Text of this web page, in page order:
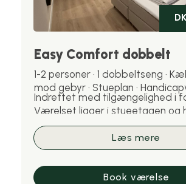
Easy Comfort dobbelt
1-2 personer · 1 dobbeltseng ·
mod gebyr · Stueplan ·
Indrettet med tilgængelighed i
Værelset ligger i stueetagen og
større handicapvenligt
Samme komfort og plads som
Comfort. Kæledyr er velkomne
Læs mere
Book værelse